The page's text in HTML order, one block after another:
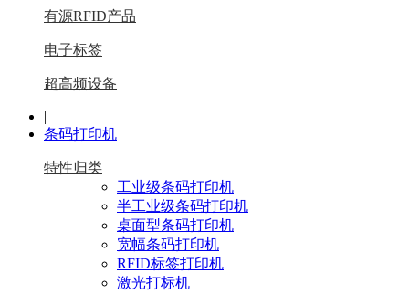
有源RFID产品
电子标签
超高频设备
|
条码打印机
特性归类
工业级条码打印机
半工业级条码打印机
桌面型条码打印机
宽幅条码打印机
RFID标签打印机
激光打标机